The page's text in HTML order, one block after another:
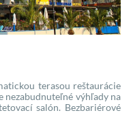
terasou reštaurácie
nezabudnuteľné výhľady na
salón. Bezbariérové